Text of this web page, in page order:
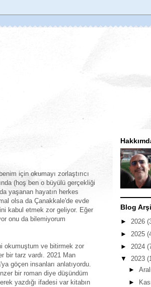
için okumayı zorlaştırıcı
(hoş ben o büyülü gerçekliği
yaşanan hayatın herkes
olsa da Çanakkale'de evde
kabul etmek zor geliyor. Eğer
onu da bilemiyorum
okumuştum ve bitirmek zor
bir tarz vardı. 2021 Man
göçen insanları anlatıyordu.
bir roman diye düşündüm
yazdığı ifadesi var kitabın
Blog
► 2026
► 2025
► 2024
▼ 2023
►
►